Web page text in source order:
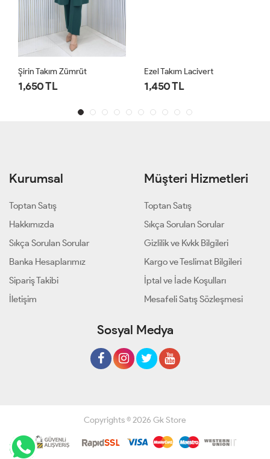
Şirin Takım Zümrüt
1,650 TL
Ezel Takım Lacivert
1,450 TL
Kurumsal
Toptan Satış
Hakkımızda
Sıkça Sorulan Sorular
Banka Hesaplarımız
Sipariş Takibi
İletişim
Müşteri Hizmetleri
Toptan Satış
Sıkça Sorulan Sorular
Gizlilik ve Kvkk Bilgileri
Kargo ve Teslimat Bilgileri
İptal ve İade Koşulları
Mesafeli Satış Sözleşmesi
Sosyal Medya
Copyrights © 2026 Gk Store